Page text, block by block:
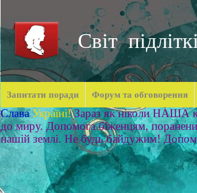
Світ
Запитати поради Форум та обговорення
Слава Україні! Зараз як ніколи НАША
до миру. Допомога біженцям,
нашій землі. Не будь байдужим!